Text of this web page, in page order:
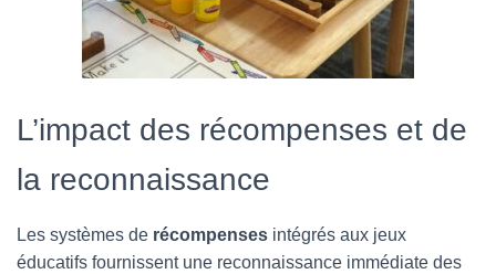
L’impact des récompenses et de
la reconnaissance
Les systèmes de récompenses intégrés aux jeux
éducatifs fournissent une reconnaissance immédiate des